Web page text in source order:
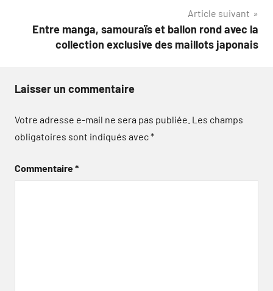
Article suivant
Entre manga, samouraïs et ballon rond avec la
collection exclusive des maillots japonais
Laisser un commentaire
Votre adresse e-mail ne sera pas publiée. Les champs
obligatoires sont indiqués avec*
Commentaire*